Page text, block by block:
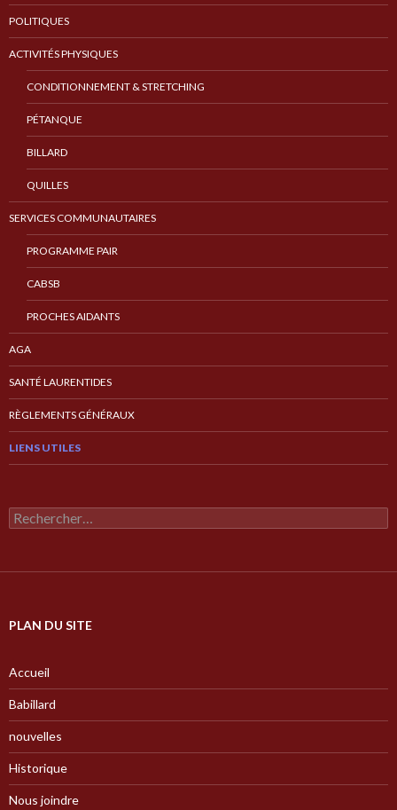
POLITIQUES
ACTIVITÉS PHYSIQUES
CONDITIONNEMENT & STRETCHING
PÉTANQUE
BILLARD
QUILLES
SERVICES COMMUNAUTAIRES
PROGRAMME PAIR
CABSB
PROCHES AIDANTS
AGA
SANTÉ LAURENTIDES
RÈGLEMENTS GÉNÉRAUX
LIENS UTILES
Rechercher :
PLAN DU SITE
Accueil
Babillard
nouvelles
Historique
Nous joindre